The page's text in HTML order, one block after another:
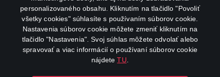
personalizovaného obsahu. Kliknutím na tlačidlo "Povoliť
všetky cookies" súhlasíte s používaním súborov cookie.
Nastavenia súborov cookie môžete zmeniť kliknutím na
tlačidlo "Nastavenia". Svoj súhlas môžete odvolať alebo
spravovať a viac informácií o používaní súborov cookie
nájdeteTU
Important links